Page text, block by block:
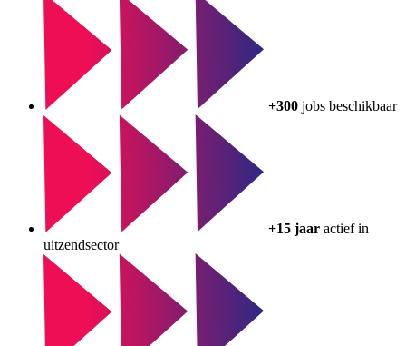
+300 jobs beschikbaar
+15 jaar actief in
uitzendsector